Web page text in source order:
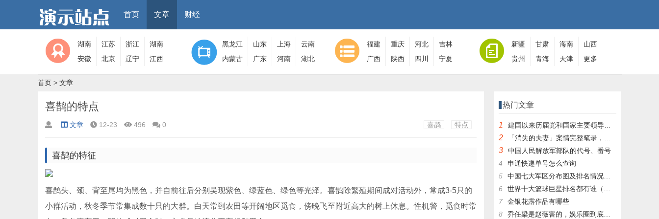
首页 文章 财经
湖南 江苏 浙江
湖南
安徽
北京 辽宁 江西
黑龙江 山东 上海
云南
内蒙古
广东 河南 湖北
福建 重庆 河北
吉林
广西
陕西 四川 宁夏
新疆 甘肃 海南
山西
贵州
青海 天津 更多
首页 > 文章
喜鹊的特点
文章 12-23 496 0 喜鹊 特点
喜鹊的特征
喜鹊头、颈、背至尾均为黑色，并自前往后分别吴现紫色、绿蓝色、绿色等光泽。喜鹊除繁殖期间成对活动外，常成3-5只的
小群活动，秋冬季节常集成数十只的大群。白天常到农田等开阔地区觅食，傍晚飞至附近高大的树上休息。性机警，觅食时常
热门文章
1 建国以来历届党和国家主要领导人全名单
2 「消失的夫妻」案情完整笔录，凶手灭绝人性！|杀人狂魔004
3
中国人民解放军部队的代号、番号
4
申通快递单号怎么查询
5
中国七大军区分布图及排名情况详细解读！
6
世界十大篮球巨星排名都有谁（篮球排行榜前十名）
7
金银花露作品有哪些
8
乔任梁是赵薇害的，娱乐圈到底有多乱，昔日往事一件一件都被扒出，你是怎么